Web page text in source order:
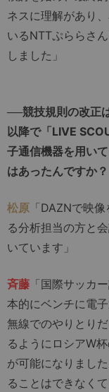
ネスに理解があり
いるNTTぷららさ
しました」
──競技規則の改正
以降で「LIVE
子通信機器を用い
はあったんですか？
松原 「DAZNで映
る分析担当の方と
いています」
斉藤 「国際サッカ
本的にベンチに電
無線でのやりとり
るようにロシアW
が可能になりまし
ることはできなく